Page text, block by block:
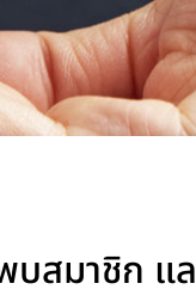
บสมาชิก